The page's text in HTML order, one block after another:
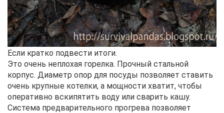
Если кратко подвести итоги.
Это очень неплохая горелка. Прочный стальной
корпус. Диаметр опор для посуды позволяет ставить
очень крупные котелки, а мощности хватит, чтобы
оперативно вскипятить воду или сварить кашу.
Система предварительного прогрева позволяет